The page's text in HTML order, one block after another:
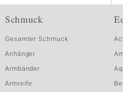
Schmuck
Gesamter Schmuck
Anhänger
Armbänder
Armreife